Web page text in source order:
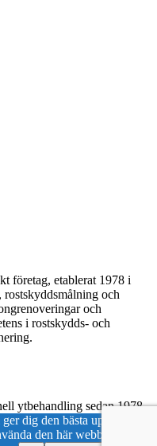
företag, etablerat 1978 i
och
och
i rostskydds- och
ytbehandling sedan 1978
dig den bästa upplevelsen
den här webbplatsen